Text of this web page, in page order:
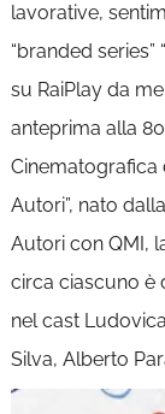
lavorative,
“branded series”
su RaiPlay da
anteprima alla
Cinematografica
Autori”, nato
Autori con QMI,
circa ciascuno è
nel cast
Silva, Alberto